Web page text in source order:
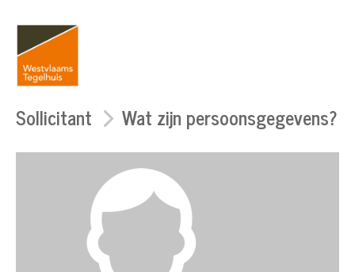
Sollicitant Wat zijn persoonsgegevens?